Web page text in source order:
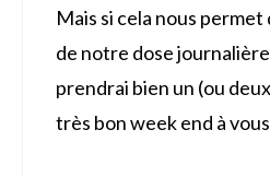
Mais si cela nous permet
de notre dose
prendrai bien un (ou
très bon week end à vous